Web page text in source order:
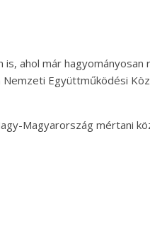
ahol már hagyományosan
Együttműködési
Magyarország mértani